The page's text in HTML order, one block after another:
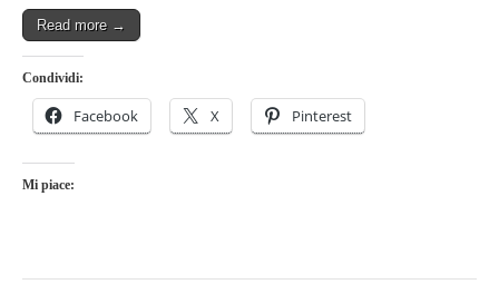
Read more →
Condividi:
Facebook X Pinterest
Mi piace: